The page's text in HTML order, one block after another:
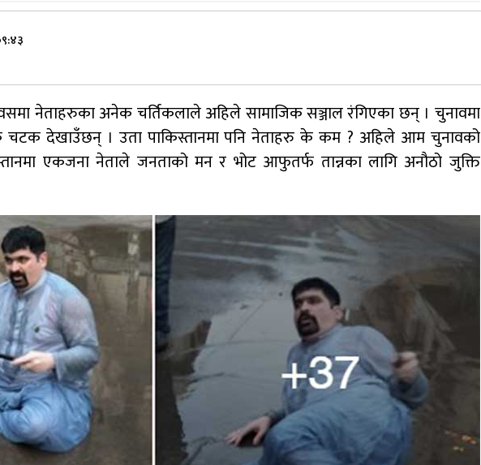
नेताहरुका अनेक चर्तिकलाले अहिले सामाजिक सञ्जाल रंगिएका छन् । चुनावमा
देखाउँछन् । उता पाकिस्तानमा पनि नेताहरु के कम ? अहिले आम चुनावको
एकजना नेताले जनताको मन र भोट आफुतर्फ तान्नका लागि अनौठो जुक्ति